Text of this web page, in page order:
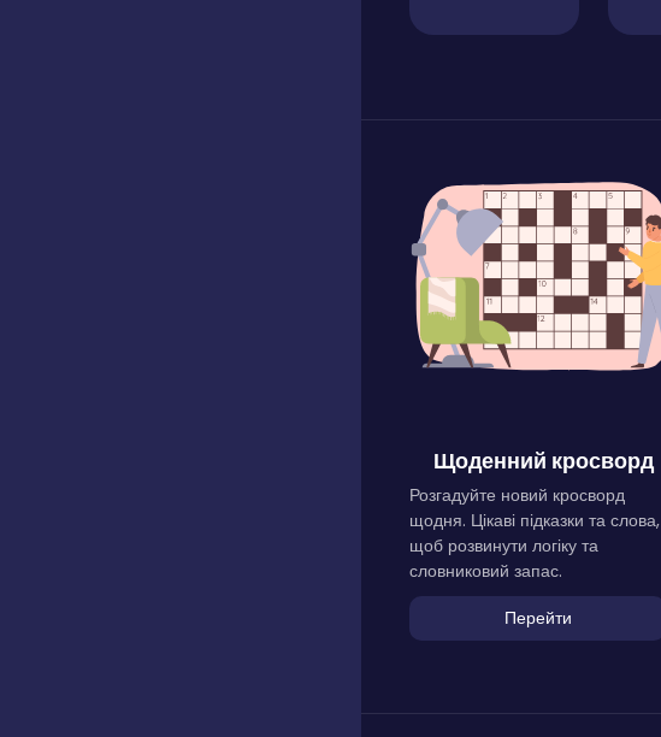
Щоденний кросворд
Розгадуйте новий кросворд
щодня. Цікаві підказки та слова,
щоб розвинути логіку та
словниковий запас.
Перейти